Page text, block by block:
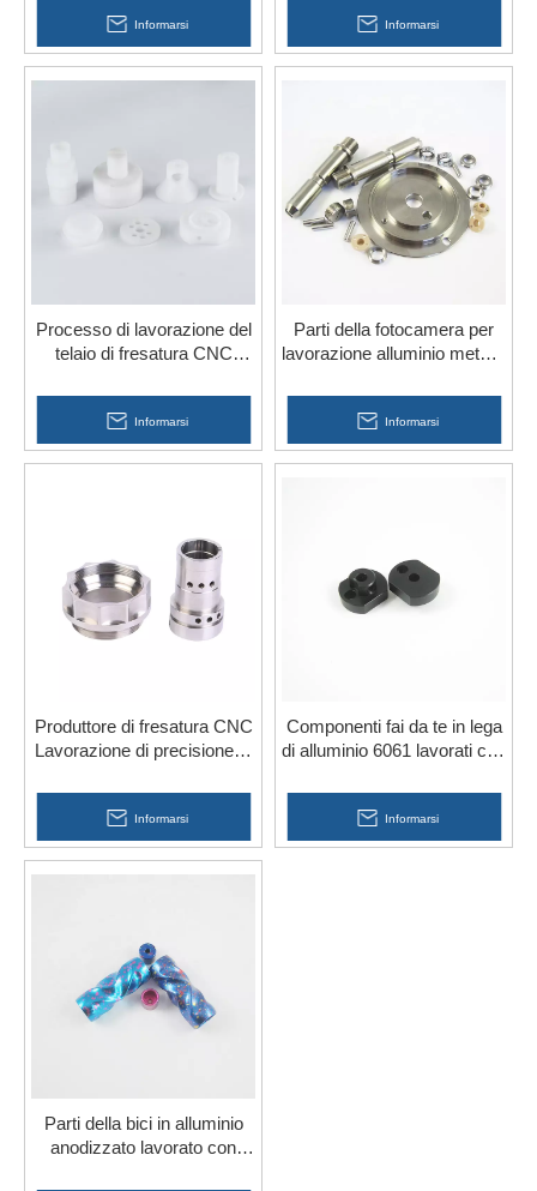
hardware
Informarsi
precisione
Informarsi
Processo di lavorazione del
telaio di fresatura CNC
parti di anelli tondi in nylon di
plastica Drsign
Informarsi
Parti della fotocamera per
lavorazione alluminio metallo
fotoelettrico
Informarsi
Produttore di fresatura CNC
Lavorazione di precisione di
per bici
Informarsi
Componenti fai da te in lega
di alluminio 6061 lavorati con
Informarsi
Parti della bici in alluminio
anodizzato lavorato con